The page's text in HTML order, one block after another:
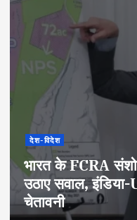
देश-विदेश
भारत के FCRA
उठाए सवाल, इंडिया-
चेतावनी